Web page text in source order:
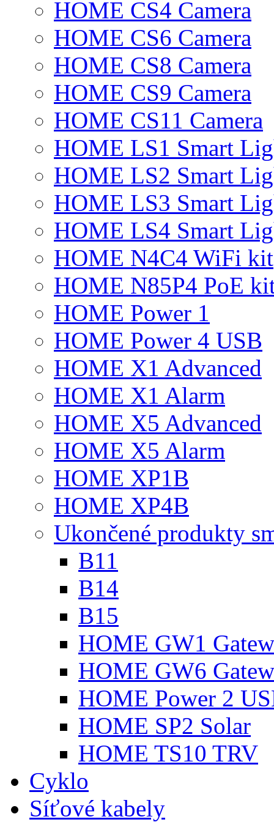
HOME CS4 Camera
HOME CS6 Camera
HOME CS8 Camera
HOME CS9 Camera
HOME CS11 Camera
HOME LS1 Smart
HOME LS2 Smart
HOME LS3 Smart
HOME LS4 Smart
HOME N4C4 WiFi kit
HOME N85P4 PoE
HOME Power 1
HOME Power 4 USB
HOME X1 Advanced
HOME X1 Alarm
HOME X5 Advanced
HOME X5 Alarm
HOME XP1B
HOME XP4B
Ukončené produkty
B11
B14
B15
HOME GW1
HOME GW6
HOME Power 2
HOME SP2 Solar
HOME TS10 TRV
Cyklo
Síťové kabely